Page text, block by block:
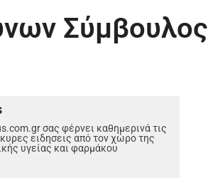
Σύμβουλος
σας φέρνει καθημερινά τις
ειδησεις από τον χώρο της
υγείας και φαρμάκου